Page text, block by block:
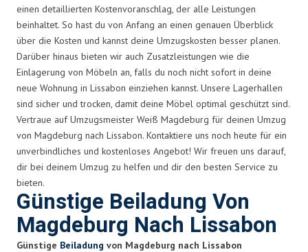
einen detaillierten Kostenvoranschlag, der alle Leistungen
beinhaltet. So hast du von Anfang an einen genauen Überblick
über die Kosten und kannst deine Umzugskosten besser planen.
Darüber hinaus bieten wir auch Zusatzleistungen wie die
Einlagerung von Möbeln an, falls du noch nicht sofort in deine
neue Wohnung in Lissabon einziehen kannst. Unsere Lagerhallen
sind sicher und trocken, damit deine Möbel optimal geschützt sind.
Vertraue auf Umzugsmeister Weiß Magdeburg für deinen Umzug
von Magdeburg nach Lissabon. Kontaktiere uns noch heute für ein
unverbindliches und kostenloses Angebot! Wir freuen uns darauf,
dir bei deinem Umzug zu helfen und dir den besten Service zu
bieten.
Günstige Beiladung Von
Magdeburg Nach Lissabon
Günstige Beiladung von Magdeburg nach Lissabon